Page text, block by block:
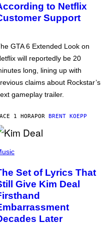
to Netflix
Support
GTA 6 Extended Look on
will reportedly be 20
long, lining up with
claims about Rockstar’s
gameplay trailer.
1 HORAPOR BRENT KOEPP
Set of Lyrics That
Give Kim Deal
Later